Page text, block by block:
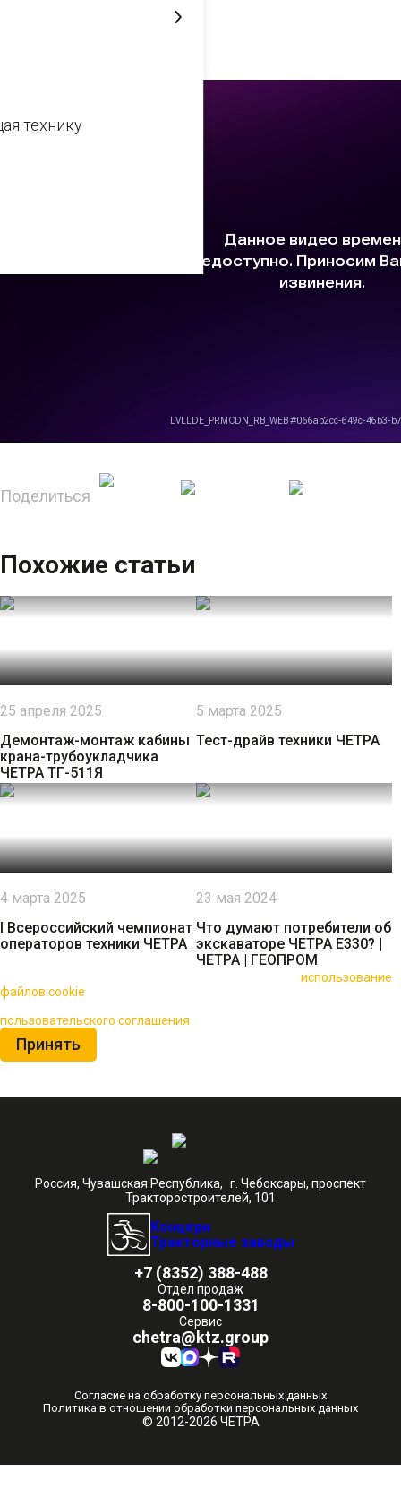
технику
Поделиться
Похожие статьи
25 апреля 2025
Демонтаж-монтаж кабины
крана-трубоукладчика
ЧЕТРА ТГ-511Я
5 марта 2025
Тест-драйв техники ЧЕТРА
4 марта 2025
I Всероссийский чемпионат
операторов техники ЧЕТРА
23 мая 2024
Что думают потребители об
экскаваторе ЧЕТРА Е330? |
ЧЕТРА | ГЕОПРОМ
использование
файлов cookie
пользовательского соглашения
Принять
Россия, Чувашская Республика, г. Чебоксары, проспект
Тракторостроителей, 101
Концерн
Тракторные заводы
+7 (8352) 388-488
Отдел продаж
8-800-100-1331
Сервис
chetra@ktz.group
© 2012-2026 ЧЕТРА
Согласие на обработку персональных данных
Политика в отношении обработки персональных данных